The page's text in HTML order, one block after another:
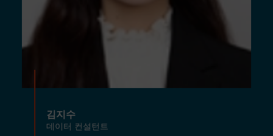
김지수
데이터 컨설턴트